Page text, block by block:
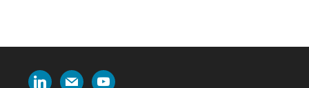
linkedinmail youtube